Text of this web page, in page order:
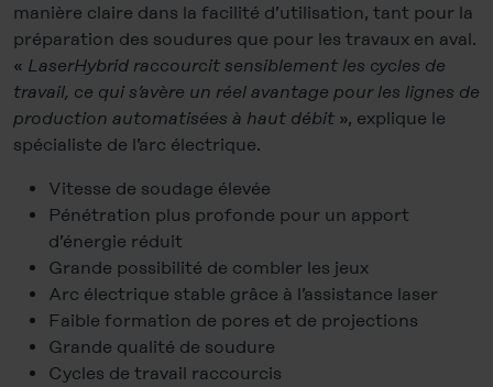
manière claire dans la facilité d’utilisation, tant pour la
préparation des soudures que pour les travaux en aval.
« LaserHybrid raccourcit sensiblement les cycles de
travail, ce qui s’avère un réel avantage pour les lignes de
production automatisées à haut débit », explique le
spécialiste de l’arc électrique.
Vitesse de soudage élevée
Pénétration plus profonde pour un apport
d’énergie réduit
Grande possibilité de combler les jeux
Arc électrique stable grâce à l’assistance laser
Faible formation de pores et de projections
Grande qualité de soudure
Cycles de travail raccourcis